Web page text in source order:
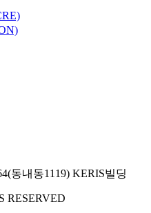
동내동1119) KERIS빌딩
RESERVED